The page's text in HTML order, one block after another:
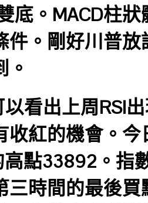
底。MACD柱
件。剛好川普
看出上周RSI
收紅的機會。
點33892。指
三時間的最後